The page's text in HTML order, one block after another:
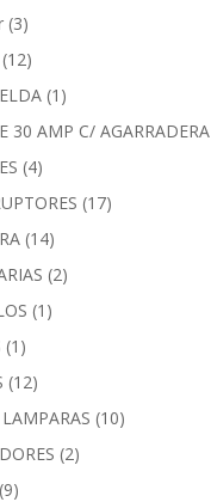
(3)
(12)
(1)
30 AMP C/ AGARRADERA
(4)
(17)
(14)
(2)
(1)
(1)
(12)
(10)
(2)
(9)